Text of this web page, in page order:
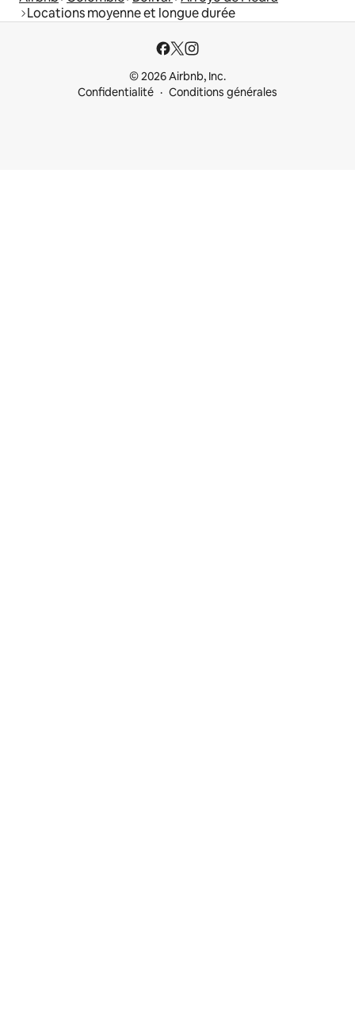
Locations moyenne et longue durée
© 2026 Airbnb, Inc.
Confidentialité
Conditions générales